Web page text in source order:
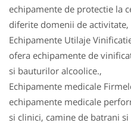
echipamente de protectie la
diferite domenii de activitate,
Echipamente Utilaje
ofera echipamente de
si bauturilor alcoolice.,
Echipamente medicale
echipamente medicale
si clinici, camine de batrani si